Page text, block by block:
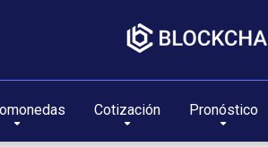
Cotización Pronóstico